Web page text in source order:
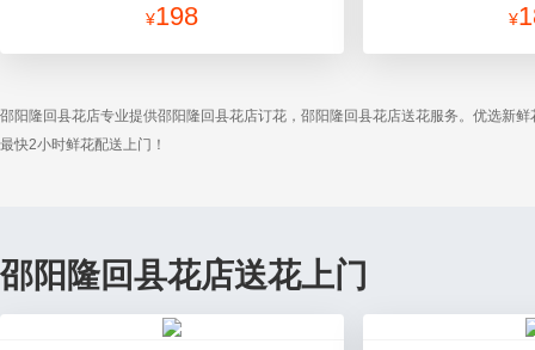
¥198 ¥
邵阳隆回县花店专业提供邵阳隆回县花店订花，邵阳隆回县花店送花服务。优选新
最快2小时鲜花配送上门！
邵阳隆回县花店送花上门